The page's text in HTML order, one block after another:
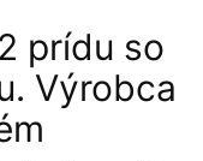
prídu so
Výrobca